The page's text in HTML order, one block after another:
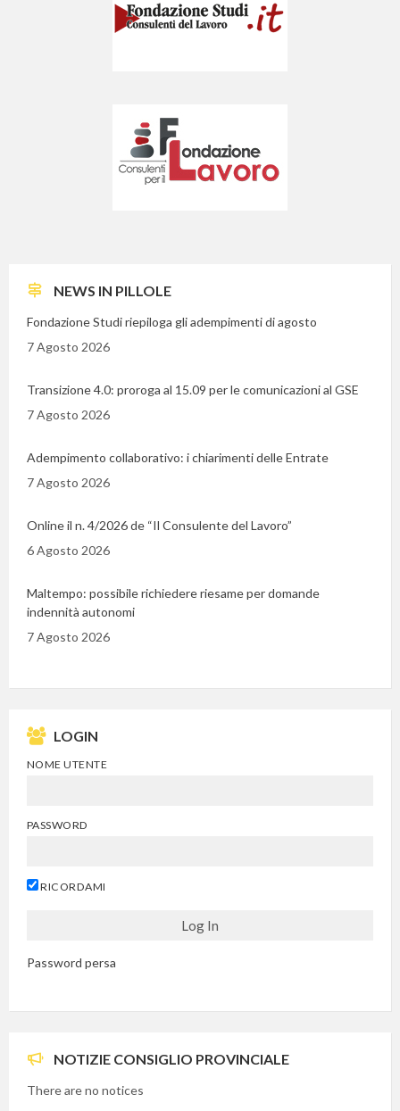
NEWS IN PILLOLE
Fondazione Studi riepiloga gli adempimenti di agosto
7 Agosto 2026
Transizione 4.0: proroga al 15.09 per le comunicazioni al GSE
7 Agosto 2026
Adempimento collaborativo: i chiarimenti delle Entrate
7 Agosto 2026
Online il n. 4/2026 de “Il Consulente del Lavoro”
6 Agosto 2026
Maltempo: possibile richiedere riesame per domande
indennità autonomi
7 Agosto 2026
LOGIN
NOME UTENTE
PASSWORD
RICORDAMI
Password persa
NOTIZIE CONSIGLIO PROVINCIALE
There are no notices